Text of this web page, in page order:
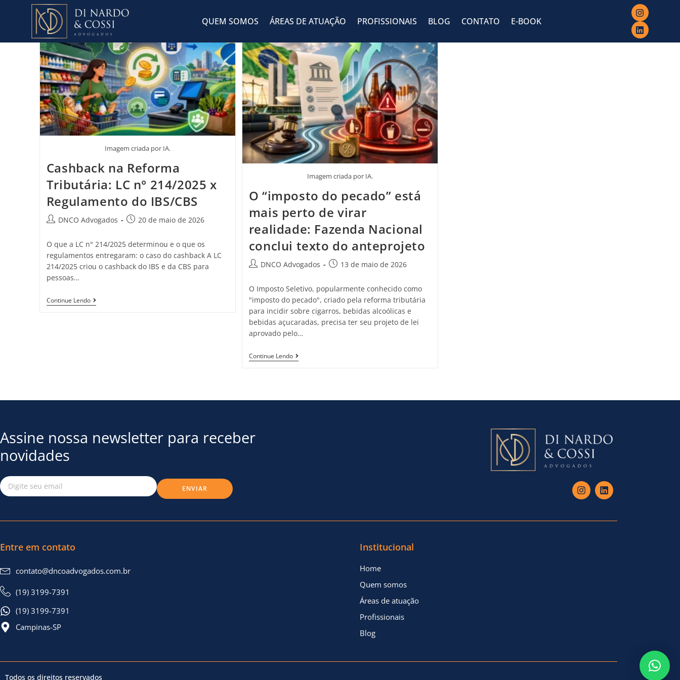
QUEM SOMOS ÁREAS DE ATUAÇÃO PROFISSIONAIS BLOG CONTATO E-BOOK
Imagem criada por IA.
Cashback na Reforma
Tributária: LC n° 214/2025 x
Regulamento do IBS/CBS
DNCO Advogados 20 de maio de 2026
O que a LC n° 214/2025 determinou e o que os
regulamentos entregaram: o caso do cashback A LC
214/2025 criou o cashback do IBS e da CBS para
pessoas…
Continue Lendo
Imagem criada por IA.
O “imposto do pecado” está
mais perto de virar
realidade: Fazenda Nacional
conclui texto do anteprojeto
DNCO Advogados 13 de maio de 2026
O Imposto Seletivo, popularmente conhecido como
"imposto do pecado", criado pela reforma tributária
para incidir sobre cigarros, bebidas alcoólicas e
bebidas açucaradas, precisa ter seu projeto de lei
aprovado pelo…
Continue Lendo
Assine nossa newsletter para receber
novidades
ENVIAR
Entre em contato
contato@dncoadvogados.com.br
(19) 3199-7391
(19) 3199-7391
Campinas-SP
Institucional
Home
Quem somos
Áreas de atuação
Profissionais
Blog
Todos os direitos reservados